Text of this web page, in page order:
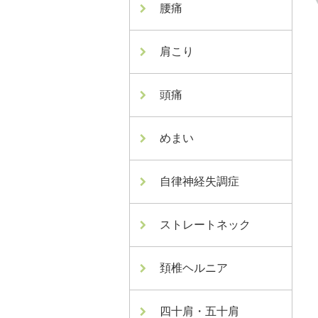
腰痛
肩こり
頭痛
めまい
自律神経失調症
ストレートネック
頚椎ヘルニア
四十肩・五十肩